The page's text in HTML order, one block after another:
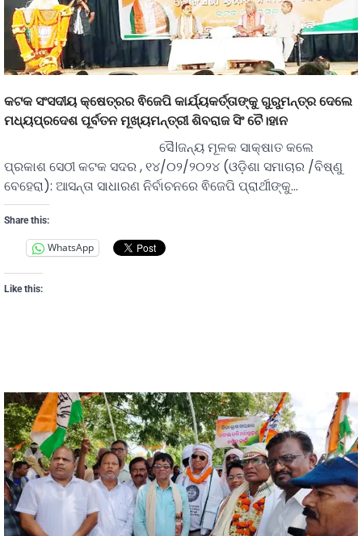
କଟକ ସଂସଦୀୟ କ୍ଷେତ୍ରର ଵିଜେପି କାର୍ଯ୍ୟକର୍ତ୍ତାଙ୍କୁ ଗୁରୁମନ୍ତ୍ର ଦେଲେ
ମଧ୍ୟପ୍ରଦେଶ ପୂର୍ବତନ ମୂଖ୍ୟମନ୍ତ୍ରୀ ଶିବରାଜ ସିଂ ଚୈ।ହାନ
ସୈ।ଜନ୍ୟ ମୂଳକ ସାକ୍ଷାତ କଲେ
ପ୍ରକାଶ ସେଠୀ କଟକ ସଦର , ୧୪/୦୨/୨୦୨୪ (ଓଡ଼ିଶା ସମାଚାର /ବିଷ୍ଣୁ
ବେହେରା): ଆସନ୍ତା ସାଧାରଣ ନିର୍ବାଚନରେ ଵିଜେପି ପ୍ରାର୍ଥୀଙ୍କୁ…
Share this:
WhatsApp
Like this: